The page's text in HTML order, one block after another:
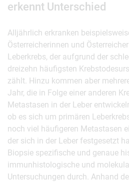
erkennt Unterschied
Alljährlich erkranken
Österreicherinnen und
Leberkrebs, der aufgrund der
dreizehn häufigsten
zählt. Hinzu kommen aber
Jahr, die in Folge einer anderen
Metastasen in der Leber
ob es sich um primären
noch viel häufigeren Metastasen
der sich in der Leber festgesetzt
Biopsie spezifische und genaue
immunhistologische und
Untersuchungen durch. Anhand